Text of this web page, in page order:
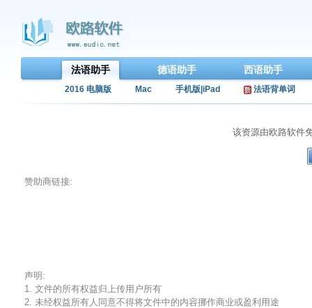
法语助手 德语助手 西语助手
2016 电脑版 Mac 手机版|iPad 法语背单词
该资源由欧路软件
赞助商链接:
声明:
1. 文件的所有权益归上传用户所有
2. 未经权益所有人同意不得将文件中的内容挪作商业或盈利用途